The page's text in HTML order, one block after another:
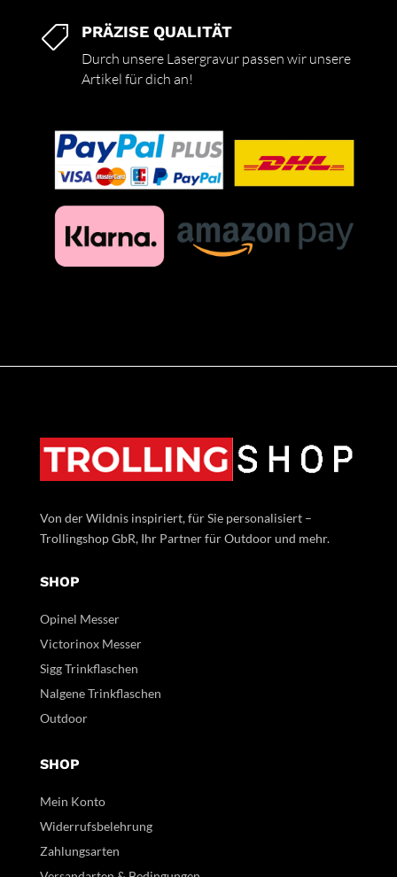
 PRÄZISE QUALITÄT
Durch unsere Lasergravur passen wir unsere
Artikel für dich an!
Von der Wildnis inspiriert, für Sie personalisiert –
Trollingshop GbR, Ihr Partner für Outdoor und mehr.
SHOP
Opinel Messer
Victorinox Messer
Sigg Trinkflaschen
Nalgene Trinkflaschen
Outdoor
SHOP
Mein Konto
Widerrufsbelehrung
Zahlungsarten